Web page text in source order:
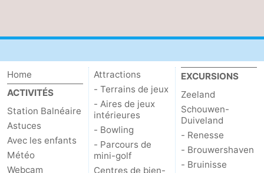
Stationnement
Adresses
Médicales
Région
Zeeland
Schouwen-
Home
ACTIVITÉS
Station Balnéaire
Astuces
Avec les enfants
Météo
Webcam
Attractions
- Terrains de jeux
- Aires de jeux
intérieures
- Bowling
- Parcours de
mini-golf
Centres de bien-
EXCURSIONS
Zeeland
Schouwen-
Duiveland
- Renesse
- Brouwershaven
- Bruinisse